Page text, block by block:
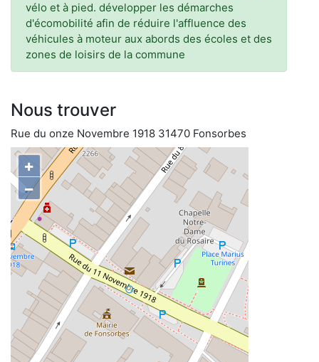
vélo et à pied. développer les démarches
d'écomobilité afin de réduire l'affluence des
véhicules à moteur aux abords des écoles et des
zones de loisirs de la commune
Nous trouver
Rue du onze Novembre 1918 31470 Fonsorbes
+
−